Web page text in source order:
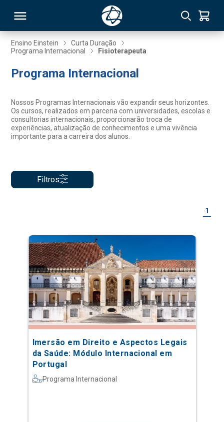
Ensino Einstein
Curta Duração
Programa Internacional
Fisioterapeuta
Programa Internacional
Nossos Programas Internacionais vão expandir seus horizontes.
Os cursos, realizados em parceria com universidades, escolas e
consultorias internacionais, proporcionarão troca de
experiências, atualização de conhecimentos e uma vivência
importante para a carreira dos alunos.
Filtros
1
Imersão em Direito e Aspectos Legais
da Saúde: Módulo Internacional em
Portugal
Programa Internacional